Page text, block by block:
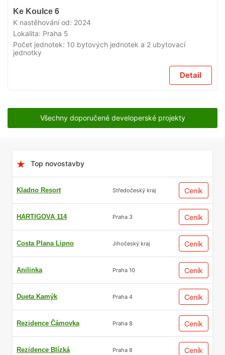
Ke Koulce 6
K nastěhování od: 2024
Lokalita: Praha 5
Počet jednotek: 10 bytových jednotek a 2 ubytovací
jednotky
Detail
Všechny doporučené developerské projekty
Top novostavby
Kladno Resort Středočeský kraj Ceník
HARTIGOVA 114 Praha 3 Ceník
Costa Plana Lipno Jihočeský kraj Ceník
Anilinka Praha 10 Ceník
Dueta Kamýk Praha 4 Ceník
Rezidence Čámovka Praha 8 Ceník
Rezidence Blízká Praha 8 Ceník